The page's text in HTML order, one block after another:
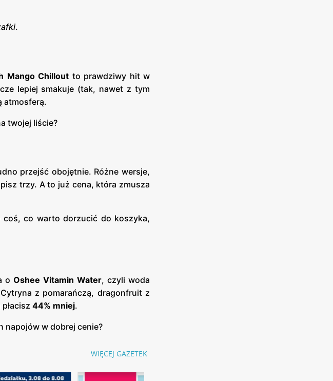
.
Mango Chillout to prawdziwy hit w
lepiej smakuje (tak, nawet z tym
atmosferą.
twojej liście?
przejść obojętnie. Różne wersje,
trzy. A to już cena, która zmusza
co warto dorzucić do koszyka,
oOshee Vitamin Water, czyli woda
z pomarańczą, dragonfruit z
44% mniej.
napojów w dobrej cenie?